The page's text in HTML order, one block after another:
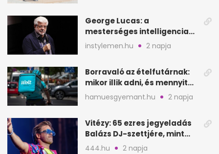
George Lucas: a
mesterséges intelligencia
lehet Hollywood következő
lépése
instylemen.hu 2 napja
Borravaló az ételfutárnak:
mikor illik adni, és mennyit
rendeléskor?
hamuesgyemant.hu 2 napja
Vitézy: 65 ezres jegyeladás
Balázs DJ-szettjére, mint
metró nélküli Puskás-meccs
444.hu 2 napja